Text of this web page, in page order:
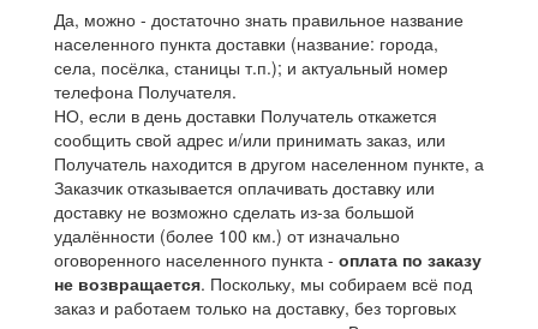
Да, можно - достаточно знать правильное название
населенного пункта доставки (название: города,
села, посёлка, станицы т.п.); и актуальный номер
телефона Получателя.
НО, если в день доставки Получатель откажется
сообщить свой адрес и/или принимать заказ, или
Получатель находится в другом населенном пункте, а
Заказчик отказывается оплачивать доставку или
доставку не возможно сделать из-за большой
удалённости (более 100 км.) от изначально
оговоренного населенного пункта - оплата по заказу
не возвращается. Поскольку, мы собираем всё под
заказ и работаем только на доставку, без торговых